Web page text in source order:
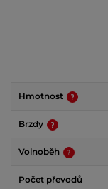
Hmotnost
Brzdy
Volnoběh
Počet převodů